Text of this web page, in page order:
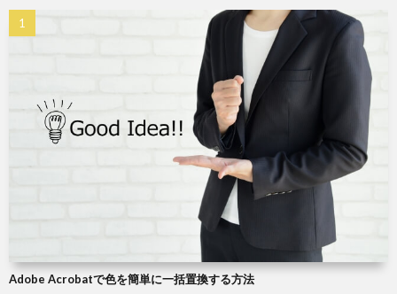
Adobe Acrobatで色を簡単に一括置換する方法